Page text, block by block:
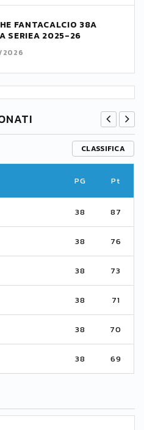
FANTACALCIO 38A
SERIEA 2025-26
CLASSIFICA
PG Pt
38 87
38 76
38 73
38 71
38 70
38 69